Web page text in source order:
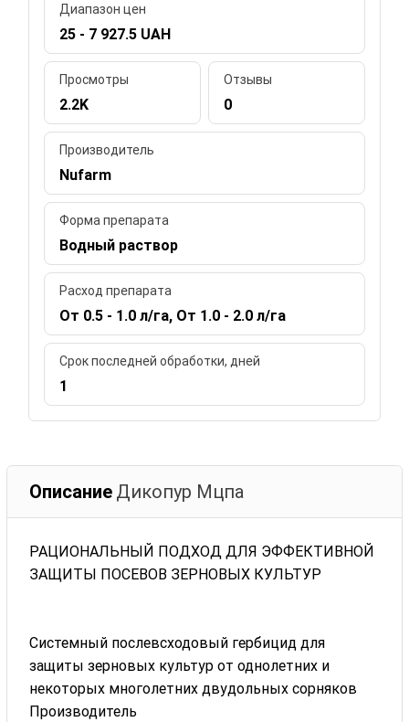
Диапазон цен
25 - 7 927.5 UAH
Просмотры
2.2K
Отзывы
0
Производитель
Nufarm
Форма препарата
Водный раствор
Расход препарата
От 0.5 - 1.0 л/га, От 1.0 - 2.0 л/га
Срок последней обработки, дней
1
Описание Дикопур Мцпа
РАЦИОНАЛЬНЫЙ ПОДХОД ДЛЯ ЭФФЕКТИВНОЙ
ЗАЩИТЫ ПОСЕВОВ ЗЕРНОВЫХ КУЛЬТУР
Системный послевсходовый гербицид для
защиты зерновых культур от однолетних и
некоторых многолетних двудольных сорняков
Производитель